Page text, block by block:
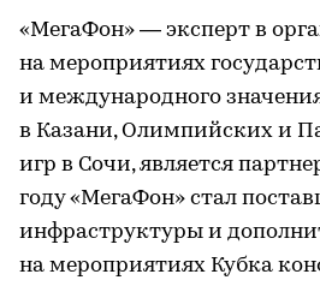
«МегаФон» — эксперт в
на мероприятиях
и международного
в Казани, Олимпийских и
игр в Сочи, является
году «МегаФон» стал
инфраструктуры и
на мероприятиях Кубка